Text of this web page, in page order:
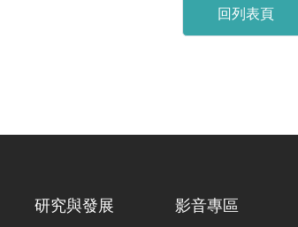
回列表頁
研究與發展 影音專區